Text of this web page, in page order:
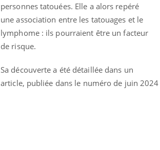
personnes tatouées. Elle a alors repéré
une association entre les tatouages et le
lymphome : ils pourraient être un facteur
de risque.
Sa découverte a été détaillée dans un
article, publiée dans le numéro de juin
Mortalité infantile : un
rapport s’interroge sur
son taux élevé en France
naturel attire l'attention